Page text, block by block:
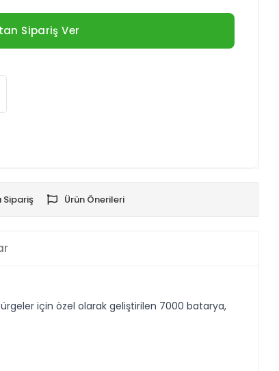
Sipariş Ver
Ürün Önerileri
için özel olarak geliştirilen 7000 batarya,